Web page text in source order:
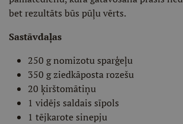
bet rezultāts būs pūļu vērts.
Sastāvdaļas
250 g nomizotu sparģeļu
350 g ziedkāposta rozešu
20 ķirštomātiņu
1 vidējs saldais sīpols
1 tējkarote sinepju